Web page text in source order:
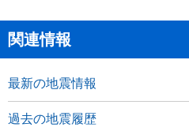
関連情報
最新の地震情報
過去の地震履歴